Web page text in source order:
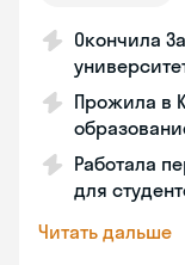
Окончила
Прожила в
Работала
для
Читать дальше